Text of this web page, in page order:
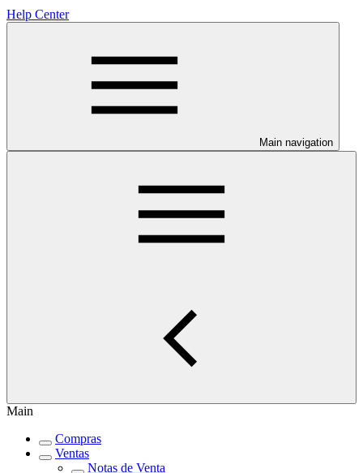
Help Center
Main navigation
Main
Compras
Ventas
Notas de Venta